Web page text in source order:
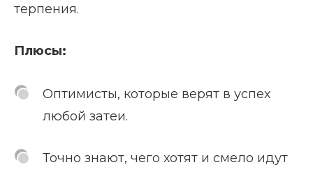
терпения.
Плюсы:
Оптимисты, которые верят в успех
любой затеи.
Точно знают, чего хотят и смело идут